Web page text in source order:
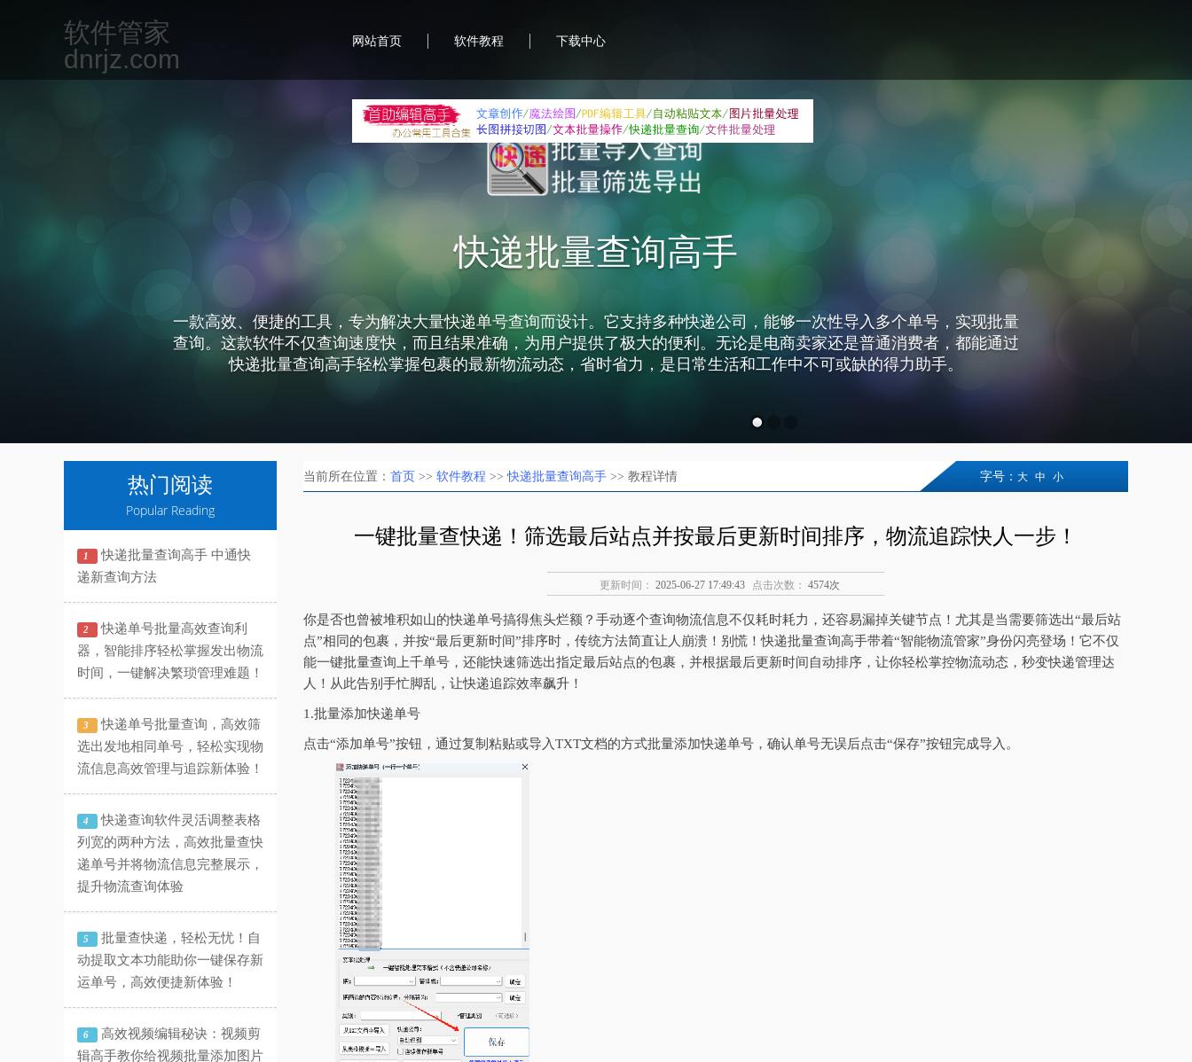
快递批量查询高手
一款高效、便捷的工具，专为解决大量快递单号查询而设计。它支持多种快递公司，能够一次性导入多个单号，实现批量
查询。这款软件不仅查询速度快，而且结果准确，为用户提供了极大的便利。无论是电商卖家还是普通消费者，都能通过
快递批量查询高手轻松掌握包裹的最新物流动态，省时省力，是日常生活和工作中不可或缺的得力助手。
软件管家
dnrjz.com
网站首页 | 软件教程 | 下载中心
热门阅读
Popular Reading
1
快递批量查询高手 中通快
递新查询方法
2
快递单号批量高效查询利
器，智能排序轻松掌握发出物流
时间，一键解决繁琐管理难题！
3
快递单号批量查询，高效筛
选出发地相同单号，轻松实现物
流信息高效管理与追踪新体验！
4
快递查询软件灵活调整表格
列宽的两种方法，高效批量查快
递单号并将物流信息完整展示，
提升物流查询体验
5
批量查快递，轻松无忧！自
动提取文本功能助你一键保存新
运单号，高效便捷新体验！
6
高效视频编辑秘诀：视频剪
辑高手教你给视频批量添加图片
当前所在位置： 首页 >> 软件教程 >>快递批量查询高手 >> 教程详情 字号： 大 中 小
一键批量查快递！筛选最后站点并按最后更新时间排序，物流追踪快人一步！
更新时间： 2025-06-27 17:49:43 点击次数： 4574次
你是否也曾被堆积如山的快递单号搞得焦头烂额？手动逐个查询物流信息不仅耗时耗力，还容易漏掉关键节点！尤其是当需要筛选出“最后站
点”相同的包裹，并按“最后更新时间”排序时，传统方法简直让人崩溃！别慌！快递批量查询高手带着“智能物流管家”身份闪亮登场！它不仅
能一键批量查询上千单号，还能快速筛选出指定最后站点的包裹，并根据最后更新时间自动排序，让你轻松掌控物流动态，秒变快递管理达
人！从此告别手忙脚乱，让快递追踪效率飙升！
1.批量添加快递单号
点击“添加单号”按钮，通过复制粘贴或导入TXT文档的方式批量添加快递单号，确认单号无误后点击“保存”按钮完成导入。